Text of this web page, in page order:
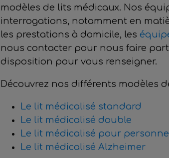
modèles de lits médicaux. Nos
interrogations, notamment en
les prestations à domicile, les
nous contacter pour nous faire
disposition pour vous renseigner.
Découvrez nos différents modèles
Le lit médicalisé standard
Le lit médicalisé double
Le lit médicalisé pour
Le lit médicalisé Alzheimer